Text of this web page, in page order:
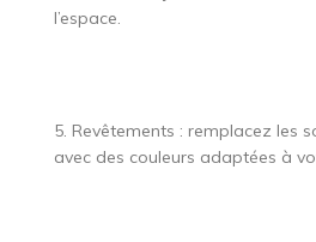
l’espace.
5. Revêtements : remplacez les
avec des couleurs adaptées à